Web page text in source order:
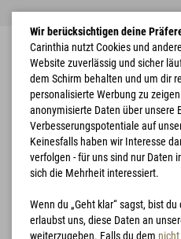
Home Bekleidung Ponchos
Wir berücksichtigen deine
Carinthia nutzt Cookies und
Website zuverlässig und sicher
dem Schirm behalten und um dir
personalisierte Werbung zu
anonymisierte Daten über unsere
Verbesserungspotentiale auf
Keinesfalls haben wir Interesse
verfolgen - für uns sind nur Daten
sich die Mehrheit interessiert.
Wenn du „Geht klar“ sagst, bist
erlaubst uns, diese Daten an
weiterzugeben. Falls du dem